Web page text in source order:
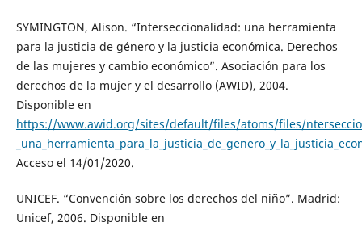
SYMINGTON, Alison. “Interseccionalidad: una herramienta
para la justicia de género y la justicia económica. Derechos
de las mujeres y cambio económico”. Asociación para los
derechos de la mujer y el desarrollo (AWID), 2004.
Disponible en
https://www.awid.org/sites/default/files/atoms/files/
Acceso el 14/01/2020.
UNICEF. “Convención sobre los derechos del niño”. Madrid:
Unicef, 2006. Disponible en